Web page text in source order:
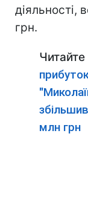
діяльності,
грн.
млн грн